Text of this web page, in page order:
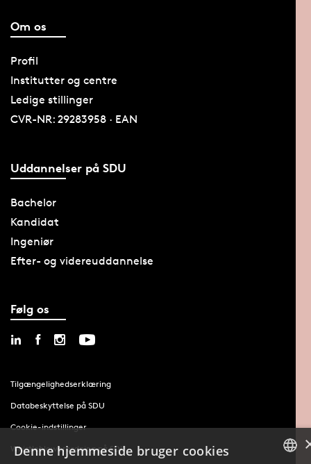
Om os
Profil
Institutter og centre
Ledige stillinger
CVR-NR: 29283958 · EAN
Uddannelser på SDU
Bachelor
Kandidat
Ingeniør
Efter- og videreuddannelse
Følg os
Tilgængelighedserklæring
Databeskyttelse på SDU
Cookie-indstillinger
Whistleblowerordning på SDU
Denne hjemmeside bruger cookies